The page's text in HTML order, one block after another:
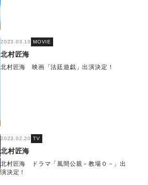
2023.03.10 MOVIE
北村匠海
北村匠海 映画「法廷遊戯」出演決定！
2023.02.20 TV
北村匠海
北村匠海 ドラマ「風間公親－教場０－」出
演決定！